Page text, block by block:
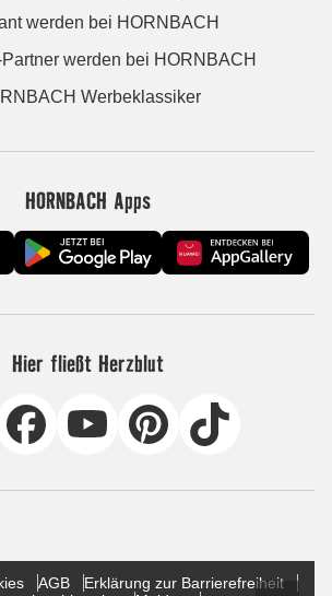
werden bei HORNBACH
werden bei HORNBACH
Werbeklassiker
HORNBACH Apps
Hier fließt Herzblut
AGB
Erklärung zur Barrierefreiheit